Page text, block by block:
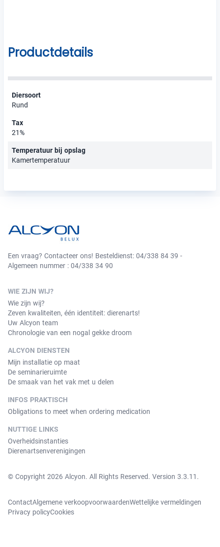
Productdetails
Diersoort
Rund
Tax
21%
Temperatuur bij opslag
Kamertemperatuur
Een vraag? Contacteer ons! Besteldienst: 04/338 84 39 -
Algemeen nummer : 04/338 34 90
WIE ZIJN WIJ?
Wie zijn wij?
Zeven kwaliteiten, één identiteit: dierenarts!
Uw Alcyon team
Chronologie van een nogal gekke droom
ALCYON DIENSTEN
Mijn installatie op maat
De seminarieruimte
De smaak van het vak met u delen
INFOS PRAKTISCH
Obligations to meet when ordering medication
NUTTIGE LINKS
Overheidsinstanties
Dierenartsenverenigingen
© Copyright 2026 Alcyon. All Rights Reserved. Version 3.3.11.
ContactAlgemene verkoopvoorwaardenWettelijke vermeldingen
Privacy policyCookies